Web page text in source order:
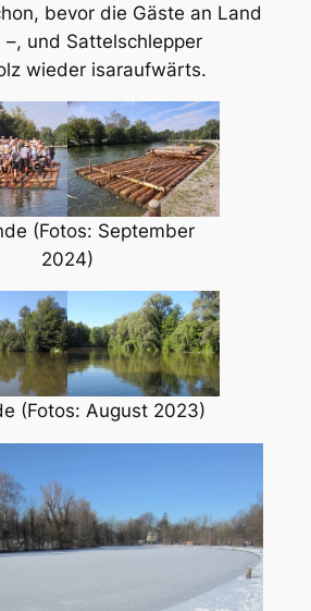
bevor die Gäste an Land
und Sattelschlepper
wieder isaraufwärts.
(Fotos: September
2024)
(Fotos: August 2023)